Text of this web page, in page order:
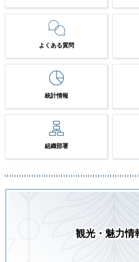
よくある質問
統計情報
組織部署
観光・魅力情